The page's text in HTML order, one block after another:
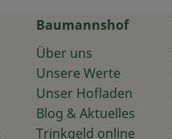
Baumannshof
Über uns
Unsere Werte
Unser Hofladen
Blog & Aktuelles
Trinkgeld online